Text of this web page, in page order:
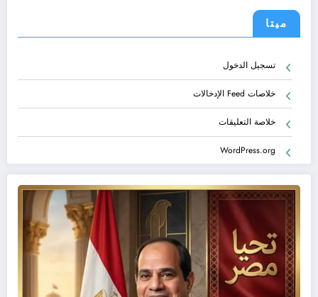
ميتا
تسجيل الدخول
خلاصات Feed الإدخالات
خلاصة التعليقات
WordPress.org